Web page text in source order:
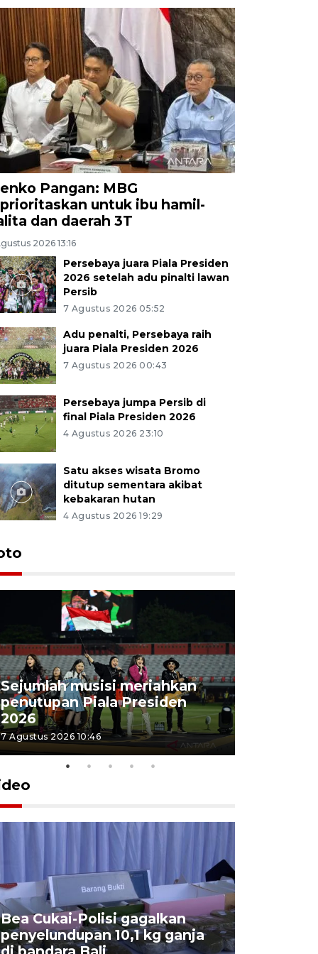
Pangan: MBG
untuk ibu hamil-
dan daerah 3T
2026 13:16
Persebaya juara Piala Presiden
2026 setelah adu pinalti lawan
Persib
7 Agustus 2026 05:52
Adu penalti, Persebaya raih
juara Piala Presiden 2026
7 Agustus 2026 00:43
Persebaya jumpa Persib di
final Piala Presiden 2026
4 Agustus 2026 23:10
Satu akses wisata Bromo
ditutup sementara akibat
kebakaran hutan
4 Agustus 2026 19:29
Sejumlah musisi meriahkan
penutupan Piala Presiden
2026
7 Agustus 2026 10:46
Bea Cukai-Polisi gagalkan
penyelundupan 10,1 kg ganja